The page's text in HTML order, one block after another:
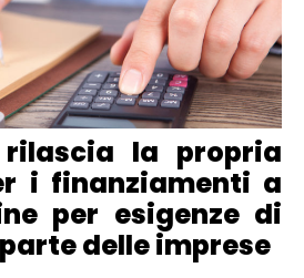
rilascia la propria
i finanziamenti a
per esigenze di
delle imprese